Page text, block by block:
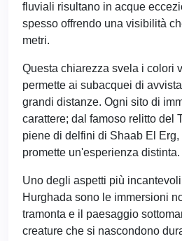
fluviali risultano in acque
spesso offrendo una visibilità
metri.
Questa chiarezza svela i colori
permette ai subacquei di
grandi distanze. Ogni sito di
carattere; dal famoso relitto del
piene di delfini di Shaab El
promette un'esperienza distinta.
Uno degli aspetti più
Hurghada sono le immersioni
tramonta e il paesaggio
creature che si nascondono